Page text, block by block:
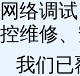
网络调
控维修
我们已